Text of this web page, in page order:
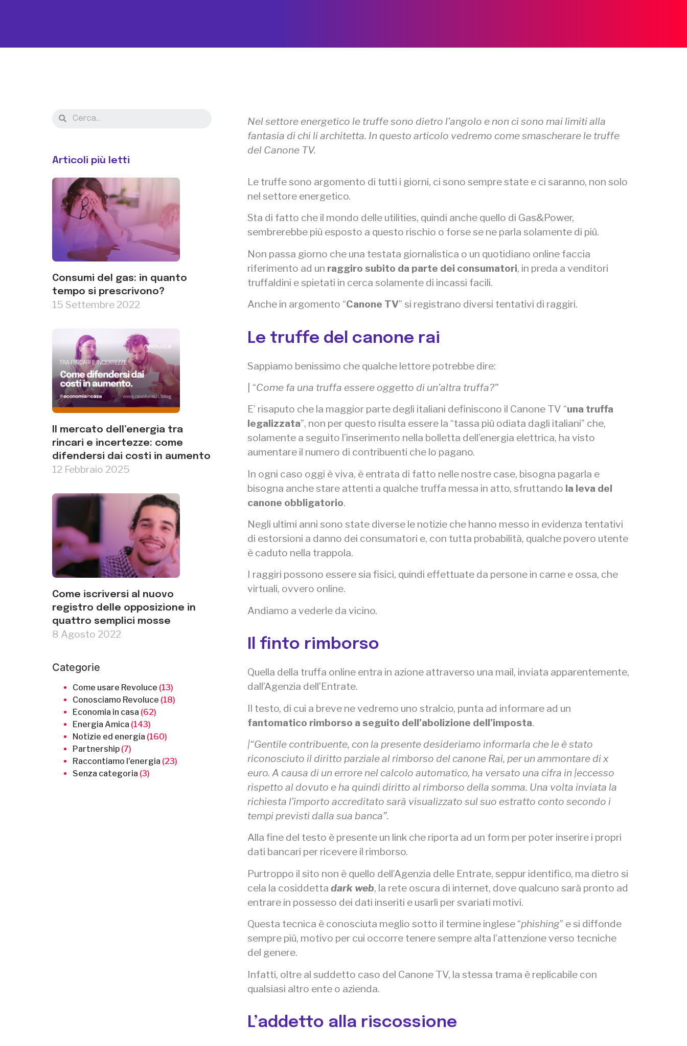
Articoli più letti
Consumi del gas: in quanto
tempo si prescrivono?
15 Settembre 2022
Il mercato dell’energia tra
rincari e incertezze: come
difendersi dai costi in aumento
12 Febbraio 2025
Come iscriversi al nuovo
registro delle opposizione in
quattro semplici mosse
8 Agosto 2022
Categorie
Come usare Revoluce (13)
Conosciamo Revoluce (18)
Economia in casa (62)
Energia Amica (143)
Notizie ed energia (160)
Partnership (7)
Raccontiamo l'energia (23)
Senza categoria (3)
Nel settore energetico le truffe sono dietro l’angolo e non ci sono mai limiti alla
fantasia di chi li architetta. In questo articolo vedremo come smascherare le truffe
del Canone TV.
Le truffe sono argomento di tutti i giorni, ci sono sempre state e ci saranno, non solo
nel settore energetico.
Sta di fatto che il mondo delle utilities, quindi anche quello di Gas&Power,
sembrerebbe più esposto a questo rischio o forse se ne parla solamente di più.
Non passa giorno che una testata giornalistica o un quotidiano online faccia
riferimento ad un raggiro subito da parte dei consumatori, in preda a venditori
truffaldini e spietati in cerca solamente di incassi facili.
Anche in argomento “Canone TV” si registrano diversi tentativi di raggiri.
Le truffe del canone rai
Sappiamo benissimo che qualche lettore potrebbe dire:
| “Come fa una truffa essere oggetto di un’altra truffa?”
E’ risaputo che la maggior parte degli italiani definiscono il Canone TV “una truffa
legalizzata”, non per questo risulta essere la “tassa più odiata dagli italiani” che,
solamente a seguito l’inserimento nella bolletta dell’energia elettrica, ha visto
aumentare il numero di contribuenti che lo pagano.
In ogni caso oggi è viva, è entrata di fatto nelle nostre case, bisogna pagarla e
bisogna anche stare attenti a qualche truffa messa in atto, sfruttando la leva del
canone obbligatorio.
Negli ultimi anni sono state diverse le notizie che hanno messo in evidenza tentativi
di estorsioni a danno dei consumatori e, con tutta probabilità, qualche povero utente
è caduto nella trappola.
I raggiri possono essere sia fisici, quindi effettuate da persone in carne e ossa, che
virtuali, ovvero online.
Andiamo a vederle da vicino.
Il finto rimborso
Quella della truffa online entra in azione attraverso una mail, inviata apparentemente,
dall’Agenzia dell’Entrate.
Il testo, di cui a breve ne vedremo uno stralcio, punta ad informare ad un
fantomatico rimborso a seguito dell’abolizione dell’imposta.
|“Gentile contribuente, con la presente desideriamo informarla che le è stato
riconosciuto il diritto parziale al rimborso del canone Rai, per un ammontare di x
euro. A causa di un errore nel calcolo automatico, ha versato una cifra in |eccesso
rispetto al dovuto e ha quindi diritto al rimborso della somma. Una volta inviata la
richiesta l’importo accreditato sarà visualizzato sul suo estratto conto secondo i
tempi previsti dalla sua banca”.
Alla fine del testo è presente un link che riporta ad un form per poter inserire i propri
dati bancari per ricevere il rimborso.
Purtroppo il sito non è quello dell’Agenzia delle Entrate, seppur identifico, ma dietro si
cela la cosiddetta dark web, la rete oscura di internet, dove qualcuno sarà pronto ad
entrare in possesso dei dati inseriti e usarli per svariati motivi.
Questa tecnica è conosciuta meglio sotto il termine inglese “phishing” e si diffonde
sempre più, motivo per cui occorre tenere sempre alta l’attenzione verso tecniche
del genere.
Infatti, oltre al suddetto caso del Canone TV, la stessa trama è replicabile con
qualsiasi altro ente o azienda.
L’addetto alla riscossione